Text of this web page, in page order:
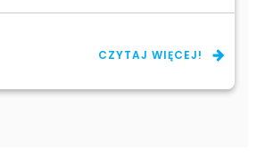
CZYTAJ WIĘCEJ!